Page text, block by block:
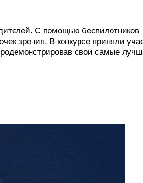
С помощью беспилотников
зрения. В конкурсе приняли
свои самые